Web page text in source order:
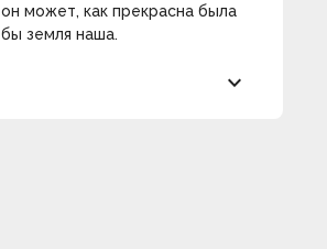
он может, как прекрасна была
бы земля наша.
keyboard_arrow_down